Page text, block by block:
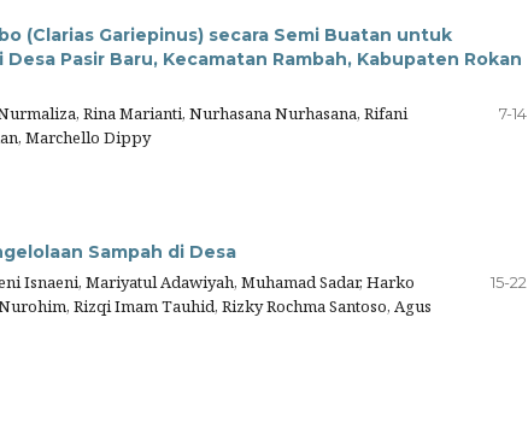
(Clarias Gariepinus) secara Semi Buatan untuk
Pasir Baru, Kecamatan Rambah, Kabupaten Rokan
Rina Marianti, Nurhasana Nurhasana, Rifani
Marchello Dippy
7-14
Sampah di Desa
Isnaeni, Mariyatul Adawiyah, Muhamad Sadar, Harko
Rizqi Imam Tauhid, Rizky Rochma Santoso, Agus
15-22